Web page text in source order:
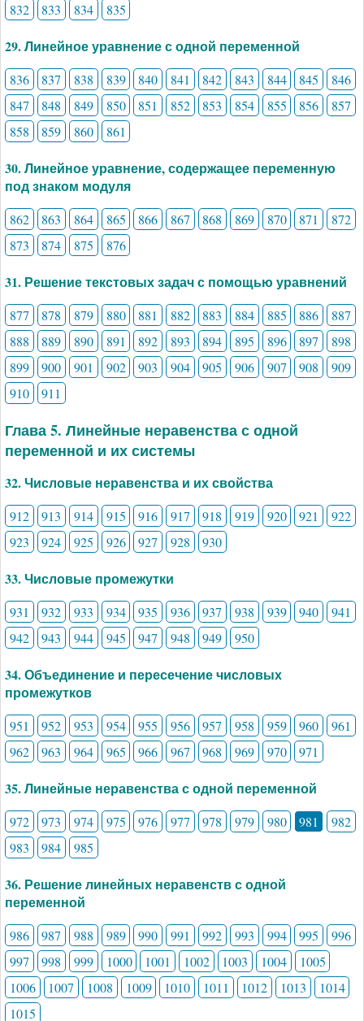
832
833 834 835
29. Линейное уравнение с одной переменной
836 837 838 839 840 841 842 843 844 845
846
847
848 849 850 851 852 853 854 855 856
857
858
859 860 861
30. Линейное уравнение, содержащее переменную
под знаком модуля
862 863 864 865 866 867 868 869 870 871
872
873
874 875 876
31. Решение текстовых задач с помощью уравнений
877 878 879 880 881 882 883 884 885 886
887
888
889 890 891 892 893 894 895 896 897
898
899
900 901 902 903 904 905 906 907 908
909
910
911
Глава 5. Линейные неравенства с одной
переменной и их системы
32. Числовые неравенства и их свойства
912 913 914 915 916 917 918 919 920 921
922
923
924 925 926 927 928 930
33. Числовые промежутки
931 932 933 934 935 936 937 938 939 940
941
942
943 944 945 947 948 949 950
34. Объединение и пересечение числовых
промежутков
951 952 953 954 955 956 957 958 959 960
961
962
963 964 965 966 967 968 969 970 971
35. Линейные неравенства с одной переменной
972 973 974 975 976 977 978 979 980 981
982
983
984 985
36. Решение линейных неравенств с одной
переменной
986 987 988 989 990 991 992 993 994 995
996
997
998 999 1000 1001 1002 1003 1004
1005
1006
1007 1008 1009 1010 1011 1012 1013
1014
1015